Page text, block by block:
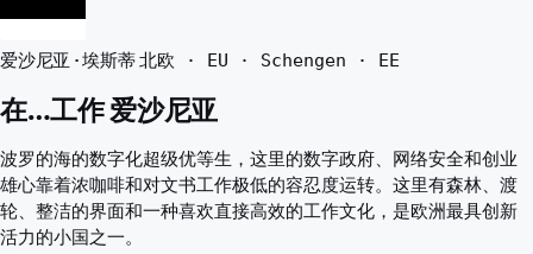
情景
最适合您的国家
关于
机构
词汇表
职业
爱沙尼亚 · 埃斯蒂北欧 · EU · Schengen · EE
在…工作 爱沙尼亚
波罗的海的数字化超级优等生，这里的数字政府、网络安全和创业
雄心靠着浓咖啡和对文书工作极低的容忍度运转。这里有森林、渡
轮、整洁的界面和一种喜欢直接高效的工作文化，是欧洲最具创新
活力的小国之一。